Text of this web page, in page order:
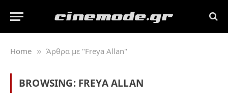
Home » Άρθρα με "Freya Allan"
BROWSING: FREYA ALLAN